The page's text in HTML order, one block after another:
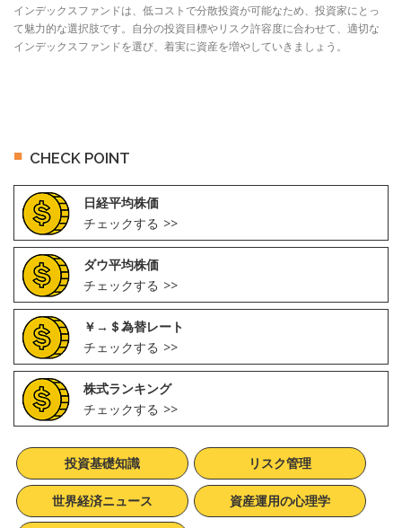
インデックスファンドは、低コストで分散投資が可能なため、投資家にとっ
て魅力的な選択肢です。自分の投資目標やリスク許容度に合わせて、適切な
インデックスファンドを選び、着実に資産を増やしていきましょう。
CHECK POINT
日経平均株価
チェックする
ダウ平均株価
チェックする
￥→＄為替レート
チェックする
株式ランキング
チェックする
投資基礎知識 リスク管理
世界経済ニュース 資産運用の心理学